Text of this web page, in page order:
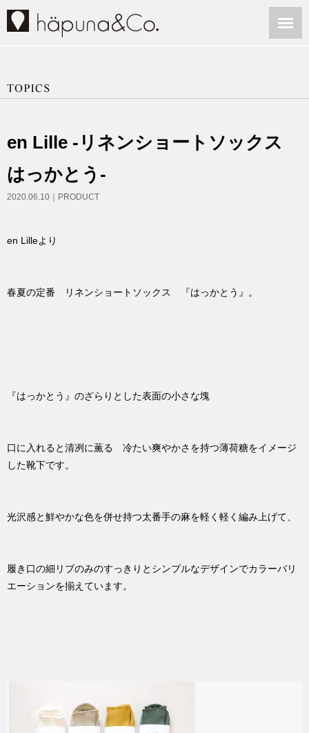
en Lille -リネンショートソックス
はっかとう-
2020.06.10｜ PRODUCT
en Lilleより
春夏の定番 リネンショートソックス 『はっかとう』。
『はっかとう』のざらりとした表面の小さな塊
口に入れると清冽に薫る 冷たい爽やかさを持つ薄荷糖をイメージ
した靴下です。
光沢感と鮮やかな色を併せ持つ太番手の麻を軽く軽く編み上げて、
履き口の細リブのみのすっきりとシンプルなデザインでカラーバリ
エーションを揃えています。